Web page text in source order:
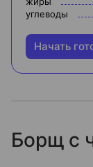
углеводы
Начать
Борщ с